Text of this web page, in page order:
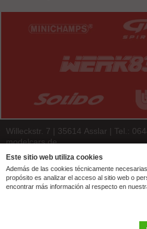
Willeckstr. 7 | 35614 Asslar | Tel.:
modelcars.de
© 2026 | ck-modelcars Christoph
4.9/5.00of7441 ck-modelcars.de
Este sitio web utiliza cookies
Además de las cookies técnicamente
propósito es analizar el acceso al sitio web o
encontrar más información al respecto en